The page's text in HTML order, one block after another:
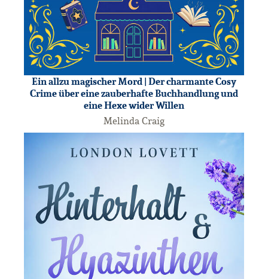
Ein allzu magischer Mord | Der charmante Cosy
Crime über eine zauberhafte Buchhandlung und
eine Hexe wider Willen
Melinda Craig